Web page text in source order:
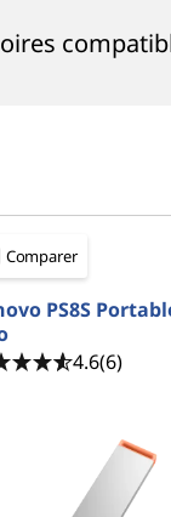
Comparer
PS8S
4.6(6)